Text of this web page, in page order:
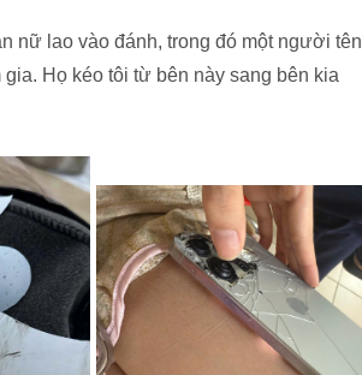
nữ lao vào đánh, trong đó một người tên
Họ kéo tôi từ bên này sang bên kia